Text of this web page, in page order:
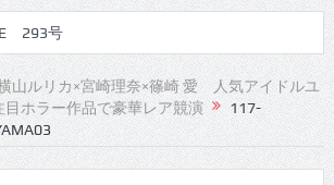
293号
292号
291号
290号
山ルリカ×宮崎理奈×篠崎 愛 人気アイドルユ
目ホラー作品で豪華レア競演
117-